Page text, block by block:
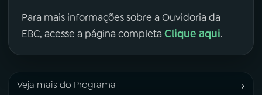
Para mais informações sobre a Ouvidoria da
EBC, acesse a página completa Clique aqui.
Veja mais do Programa ›